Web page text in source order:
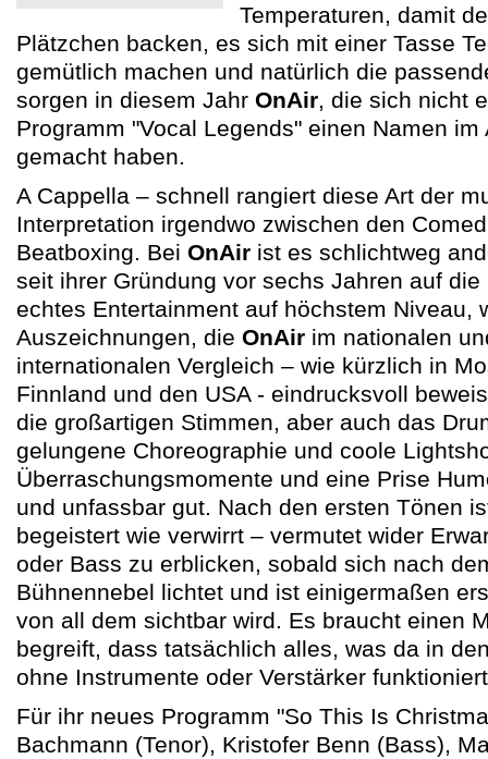
Temperaturen, damit
Plätzchen backen, es sich mit einer Tasse
gemütlich machen und natürlich die
sorgen in diesem Jahr OnAir, die sich nicht
Programm "Vocal Legends" einen Namen im
gemacht haben.
A Cappella – schnell rangiert diese Art der
Interpretation irgendwo zwischen den
Beatboxing. Bei OnAir ist es schlichtweg
seit ihrer Gründung vor sechs Jahren auf
echtes Entertainment auf höchstem Niveau,
Auszeichnungen, die OnAir im nationalen
internationalen Vergleich – wie kürzlich in
Finnland und den USA - eindrucksvoll
die großartigen Stimmen, aber auch das
gelungene Choreographie und coole
Überraschungsmomente und eine Prise
und unfassbar gut. Nach den ersten Tönen
begeistert wie verwirrt – vermutet wider
oder Bass zu erblicken, sobald sich nach
Bühnennebel lichtet und ist einigermaßen
von all dem sichtbar wird. Es braucht einen
begreift, dass tatsächlich alles, was da in
ohne Instrumente oder Verstärker
Für ihr neues Programm "So This Is
Bachmann (Tenor), Kristofer Benn (Bass),